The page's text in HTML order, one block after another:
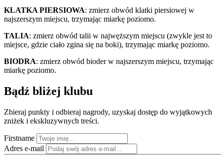
KLATKA PIERSIOWA: zmierz obwód klatki piersiowej w
najszerszym miejscu, trzymając miarkę poziomo.
TALIA: zmierz obwód talii w najwęższym miejscu (zwykle jest to
miejsce, gdzie ciało zgina się na boki), trzymając miarkę poziomo.
BIODRA: zmierz obwód bioder w najszerszym miejscu, trzymając
miarkę poziomo.
Bądź bliżej klubu
Zbieraj punkty i odbieraj nagrody, uzyskaj dostęp do wyjątkowych
zniżek i ekskluzywnych treści.
Firstname
Adres e-mail